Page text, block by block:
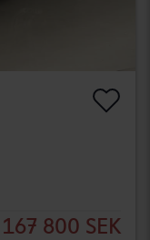
167 800 SEK